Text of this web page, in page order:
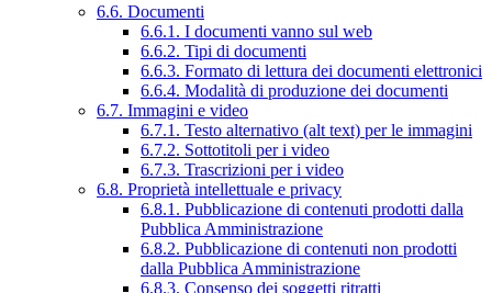
6.6. Documenti
6.6.1. I documenti vanno sul web
6.6.2. Tipi di documenti
6.6.3. Formato di lettura dei documenti elettronici
6.6.4. Modalità di produzione dei documenti
6.7. Immagini e video
6.7.1. Testo alternativo (alt text) per le immagini
6.7.2. Sottotitoli per i video
6.7.3. Trascrizioni per i video
6.8. Proprietà intellettuale e privacy
6.8.1. Pubblicazione di contenuti prodotti dalla
Pubblica Amministrazione
6.8.2. Pubblicazione di contenuti non prodotti
dalla Pubblica Amministrazione
6.8.3. Consenso dei soggetti ritratti